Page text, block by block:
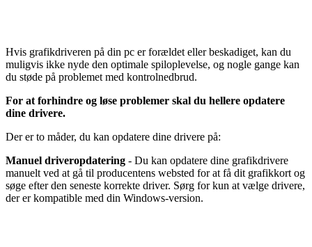
Hvis grafikdriveren på din pc er forældet eller beskadiget, kan du
muligvis ikke nyde den optimale spiloplevelse, og nogle gange kan
du støde på problemet med kontrolnedbrud.
For at forhindre og løse problemer skal du hellere opdatere
dine drivere.
Der er to måder, du kan opdatere dine drivere på:
Manuel driveropdatering - Du kan opdatere dine grafikdrivere
manuelt ved at gå til producentens websted for at få dit grafikkort og
søge efter den seneste korrekte driver. Sørg for kun at vælge drivere,
der er kompatible med din Windows-version.